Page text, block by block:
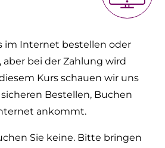
im Internet bestellen oder
aber bei der Zahlung wird
Kurs schauen wir uns
Bestellen, Buchen
ankommt.
Sie keine. Bitte bringen